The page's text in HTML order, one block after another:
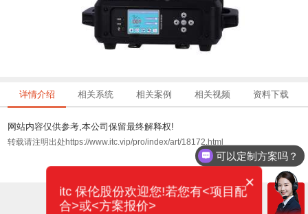
详情介绍 相关系统 相关案例 相关视频 资料下载
网站内容仅供参考,本公司保留最终解释权!
转载请注明出处https://www.itc.vip/pro/index/art/18172.html
可以定制方案吗？
×
itc 保伦股份欢迎您!若您有<项目配
合>或<方案报价>